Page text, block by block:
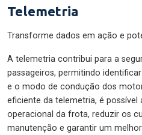
Telemetria
Transforme dados em ação e
A telemetria contribui para a
passageiros, permitindo
e o modo de condução dos
eficiente da telemetria, é possível
operacional da frota, reduzir os
manutenção e garantir um